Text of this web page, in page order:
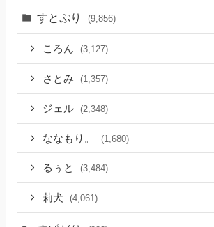
すとぷり (9,856)
ころん (3,127)
さとみ (1,357)
ジェル (2,348)
ななもり。 (1,680)
るぅと (3,484)
莉犬 (4,061)